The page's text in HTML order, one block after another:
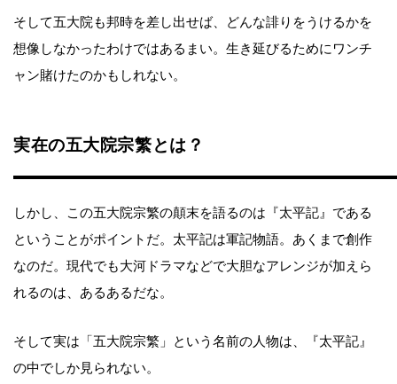
そして五大院も邦時を差し出せば、どんな誹りをうけるかを
想像しなかったわけではあるまい。生き延びるためにワンチ
ャン賭けたのかもしれない。
実在の五大院宗繁とは？
しかし、この五大院宗繁の顛末を語るのは『太平記』である
ということがポイントだ。太平記は軍記物語。あくまで創作
なのだ。現代でも大河ドラマなどで大胆なアレンジが加えら
れるのは、あるあるだな。
そして実は「五大院宗繁」という名前の人物は、『太平記』
の中でしか見られない。